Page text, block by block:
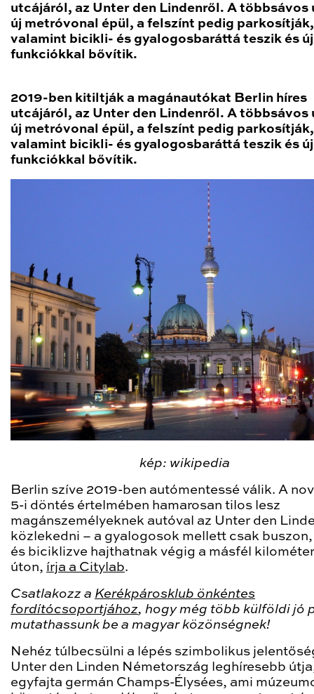
utcájáról, az Unter den Lindenről. A többsávos
új metróvonal épül, a felszínt pedig parkosítják,
valamint bicikli- és gyalogosbaráttá teszik és új
funkciókkal bővítik.
2019-ben kitiltják a magánautókat Berlin híres
utcájáról, az Unter den Lindenről. A többsávos
új metróvonal épül, a felszínt pedig parkosítják,
valamint bicikli- és gyalogosbaráttá teszik és új
funkciókkal bővítik.
kép: wikipedia
Berlin szíve 2019-ben autómentessé válik. A
5-i döntés értelmében hamarosan tilos lesz
magánszemélyeknek autóval az Unter den
közlekedni – a gyalogosok mellett csak
és biciklizve hajthatnak végig a másfél
úton, írja a Citylab.
Csatlakozz a Kerékpárosklub önkéntes
fordítócsoportjához, hogy még több külföldi jó
mutathassunk be a magyar közönségnek!
Nehéz túlbecsülni a lépés szimbolikus
Unter den Linden Németország leghíresebb
egyfajta germán Champs-Élysées, ami